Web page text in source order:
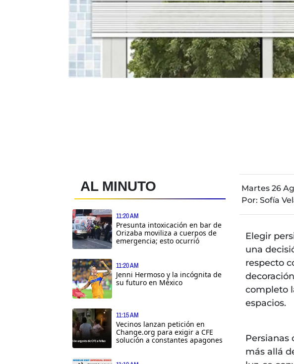
AL MINUTO
11:20 AM
Presunta intoxicación en bar de
Orizaba moviliza a cuerpos de
emergencia; esto ocurrió
11:20 AM
Jenni Hermoso y la incógnita de
su futuro en México
11:15 AM
Vecinos lanzan petición en
Change.org para exigir a CFE
solución a constantes apagones
Martes 26
Por: Sofía
Elegir
una
respecto
completo
espacios.
Persianas
más allá